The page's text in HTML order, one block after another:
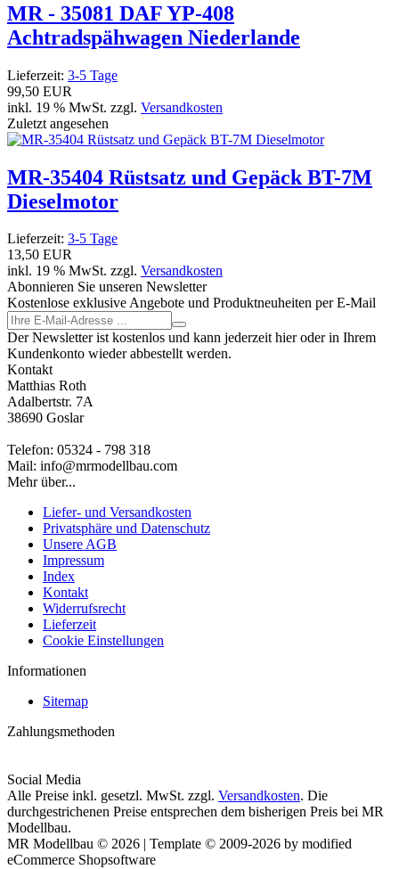
MR - 35081 DAF YP-408
Achtradspähwagen Niederlande
Lieferzeit: 3-5 Tage
99,50 EUR
inkl. 19 % MwSt. zzgl. Versandkosten
Zuletzt angesehen
MR-35404 Rüstsatz und Gepäck BT-7M
Dieselmotor
Lieferzeit: 3-5 Tage
13,50 EUR
inkl. 19 % MwSt. zzgl. Versandkosten
Abonnieren Sie unseren Newsletter
Kostenlose exklusive Angebote und Produktneuheiten per E-Mail
Der Newsletter ist kostenlos und kann jederzeit hier oder in Ihrem
Kundenkonto wieder abbestellt werden.
Kontakt
Matthias Roth
Adalbertstr. 7A
38690 Goslar
Telefon: 05324 - 798 318
Mail: info@mrmodellbau.com
Mehr über...
Liefer- und Versandkosten
Privatsphäre und Datenschutz
Unsere AGB
Impressum
Index
Kontakt
Widerrufsrecht
Lieferzeit
Cookie Einstellungen
Informationen
Sitemap
Zahlungsmethoden
Social Media
Alle Preise inkl. gesetzl. MwSt. zzgl. Versandkosten. Die
durchgestrichenen Preise entsprechen dem bisherigen Preis bei MR
Modellbau.
MR Modellbau © 2026 | Template © 2009-2026 by modified
eCommerce Shopsoftware